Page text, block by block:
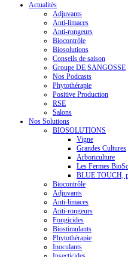
Actualités
Adjuvants
Anti-limaces
Anti-rongeurs
Biocontrôle
Biosolutions
Conseils de saison
Groupe DE SANGOSSE
Nos Podcasts
Phytothérapie
Positive Production
RSE
Salons
Nos Solutions
BIOSOLUTIONS
Vigne
Grandes Cultures
Arboriculture
Les Fermes
BLUE TOUCH,
Biocontrôle
Adjuvants
Anti-limaces
Anti-rongeurs
Fongicides
Biostimulants
Phytothérapie
Inoculants